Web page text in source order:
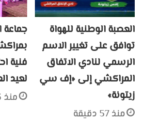
العصبة الوطنية للهواة
توافق على تغيير الاسم
الرسمي لنادي الاتفاق
المراكشي إلى «إف سي
زيتونة»
منذ 57 دقيقة
جماعة
لعيد
منذ 3 ساعات